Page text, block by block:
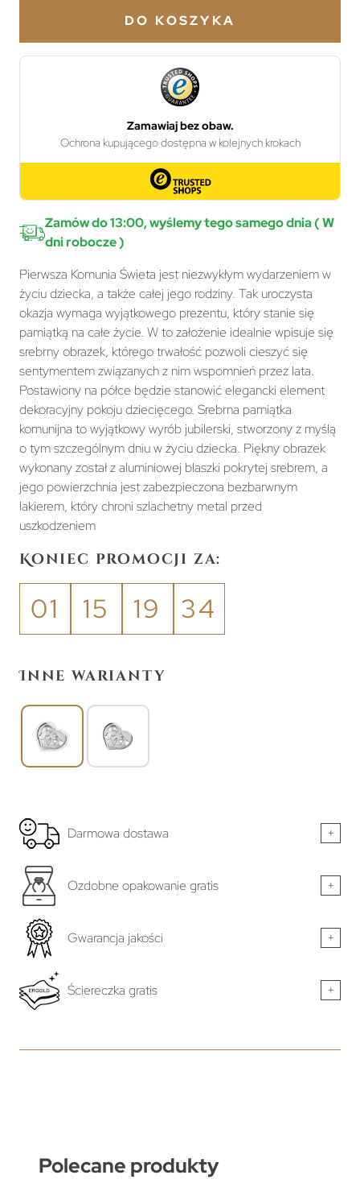
DO KOSZYKA
Zamów do 13:00, wyślemy tego samego dnia ( W
dni robocze )
Pierwsza Komunia Świeta jest niezwykłym wydarzeniem w
życiu dziecka, a także całej jego rodziny. Tak uroczysta
okazja wymaga wyjątkowego prezentu, który stanie się
pamiątką na całe życie. W to założenie idealnie wpisuje się
srebrny obrazek, którego trwałość pozwoli cieszyć się
sentymentem związanych z nim wspomnień przez lata.
Postawiony na półce będzie stanowić elegancki element
dekoracyjny pokoju dziecięcego. Srebrna pamiątka
komunijna to wyjątkowy wyrób jubilerski, stworzony z myślą
o tym szczególnym dniu w życiu dziecka. Piękny obrazek
wykonany został z aluminiowej blaszki pokrytej srebrem, a
jego powierzchnia jest zabezpieczona bezbarwnym
lakierem, który chroni szlachetny metal przed
uszkodzeniem
Koniec promocji za:
01 15 19 34
Inne warianty
Darmowa dostawa +
Ozdobne opakowanie gratis +
Gwarancja jakości +
Ściereczka gratis +
Polecane produkty